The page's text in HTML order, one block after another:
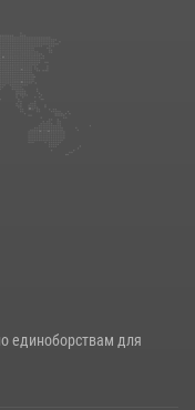
Героя России
полномочного
в Северо-
единоборствам для